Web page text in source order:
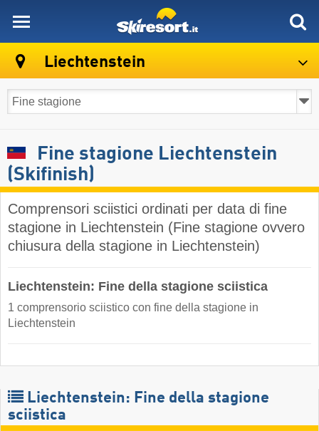
Liechtenstein
Fine stagione Liechtenstein
(Skifinish)
Comprensori sciistici ordinati per data di fine
stagione in Liechtenstein (Fine stagione ovvero
chiusura della stagione in Liechtenstein)
Liechtenstein: Fine della stagione sciistica
1 comprensorio sciistico con fine della stagione in
Liechtenstein
Liechtenstein: Fine della stagione
sciistica